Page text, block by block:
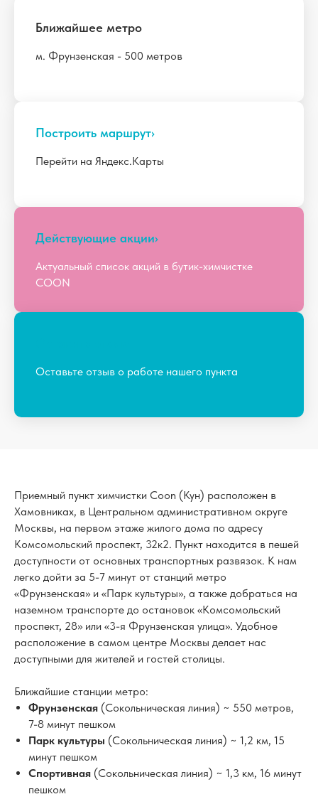
Ближайшее метро
м. Фрунзенская - 500 метров
Построить маршрутㅤ›
Перейти на Яндекс.Карты
Действующие акцииㅤ›
Актуальный список акций в бутик-химчистке
COON
Оставьте отзыв о работе нашего пункта
Приемный пункт химчистки Coon (Кун) расположен в
Хамовниках, в Центральном административном округе
Москвы, на первом этаже жилого дома по адресу
Комсомольский проспект, 32к2. Пункт находится в пешей
доступности от основных транспортных развязок. К нам
легко дойти за 5-7 минут от станций метро
«Фрунзенская» и «Парк культуры», а также добраться на
наземном транспорте до остановок «Комсомольский
проспект, 28» или «3-я Фрунзенская улица». Удобное
расположение в самом центре Москвы делает нас
доступными для жителей и гостей столицы.
Ближайшие станции метро:
Фрунзенская (Сокольническая линия) ~ 550 метров,
7-8 минут пешком
Парк культуры (Сокольническая линия) ~ 1,2 км, 15
минут пешком
Спортивная (Сокольническая линия) ~ 1,3 км, 16 минут
пешком